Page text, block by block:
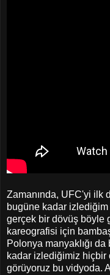
Zamanında, UFC'yi ilk
bugüne kadar
gerçek bir dövüş böyle
kareografisi için
Polonya manyaklığı
kadar izlediğimiz
görüyoruz bu vidyoda.